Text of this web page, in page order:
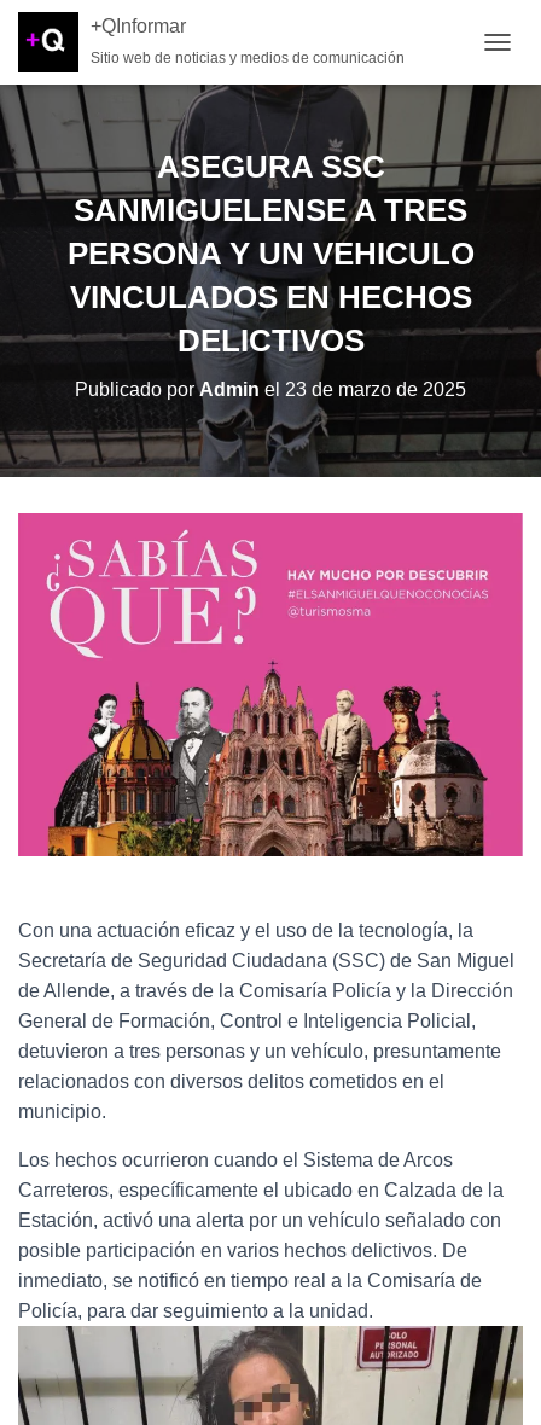
+QInformar
Sitio web de noticias y medios de comunicación
ASEGURA SSC
SANMIGUELENSE A TRES
PERSONA Y UN VEHICULO
VINCULADOS EN HECHOS
DELICTIVOS
Publicado porAdmin el 23 de marzo de 2025
Con una actuación eficaz y el uso de la tecnología, la
Secretaría de Seguridad Ciudadana (SSC) de San Miguel
de Allende, a través de la Comisaría Policía y la Dirección
General de Formación, Control e Inteligencia Policial,
detuvieron a tres personas y un vehículo, presuntamente
relacionados con diversos delitos cometidos en el
municipio.
Los hechos ocurrieron cuando el Sistema de Arcos
Carreteros, específicamente el ubicado en Calzada de la
Estación, activó una alerta por un vehículo señalado con
posible participación en varios hechos delictivos. De
inmediato, se notificó en tiempo real a la Comisaría de
Policía, para dar seguimiento a la unidad.